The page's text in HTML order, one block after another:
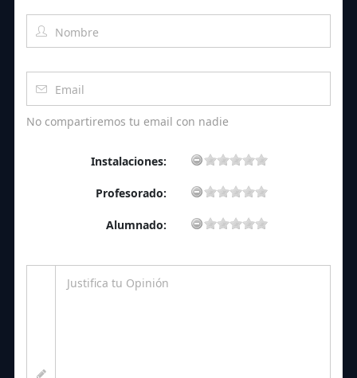
No compartiremos tu email con nadie
Instalaciones:
Profesorado:
Alumnado: